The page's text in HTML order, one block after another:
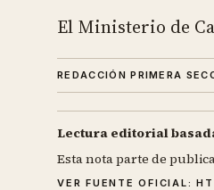
El Ministerio de
REDACCIÓN PRIMERA
Lectura editorial
Esta nota parte de
VER FUENTE OFICIAL: